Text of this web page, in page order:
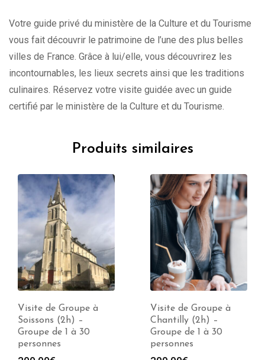
Votre guide privé du ministère de la Culture et du Tourisme
vous fait découvrir le patrimoine de l’une des plus belles
villes de France. Grâce à lui/elle, vous découvrirez les
incontournables, les lieux secrets ainsi que les traditions
culinaires. Réservez votre visite guidée avec un guide
certifié par le ministère de la Culture et du Tourisme.
Produits similaires
Visite de Groupe à
Soissons (2h) –
Groupe de 1 à 30
personnes
Visite de Groupe à
Chantilly (2h) –
Groupe de 1 à 30
personnes